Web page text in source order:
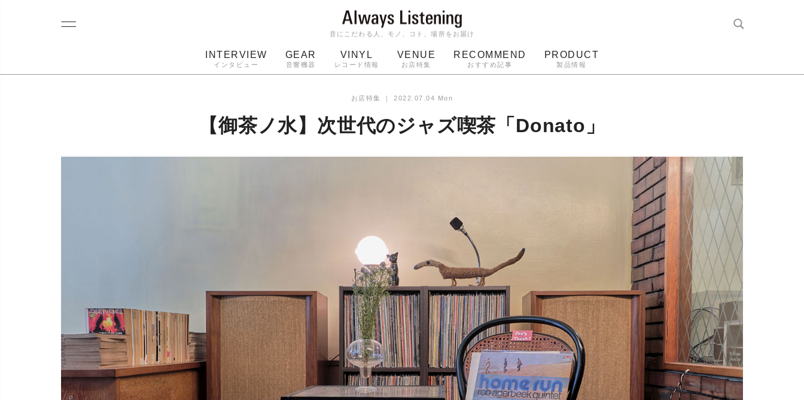
音にこだわる人、モノ、コト、場所をお届け
INTERVIEW
インタビュー
GEAR
音響機器
VINYL
レコード情報
VENUE
お店特集
RECOMMEND
おすすめ記事
PRODUCT
製品情報
ターンテーブル
お店特集 ｜2022.07.04 Mon
【御茶ノ水】次世代のジャズ喫茶「Donato」